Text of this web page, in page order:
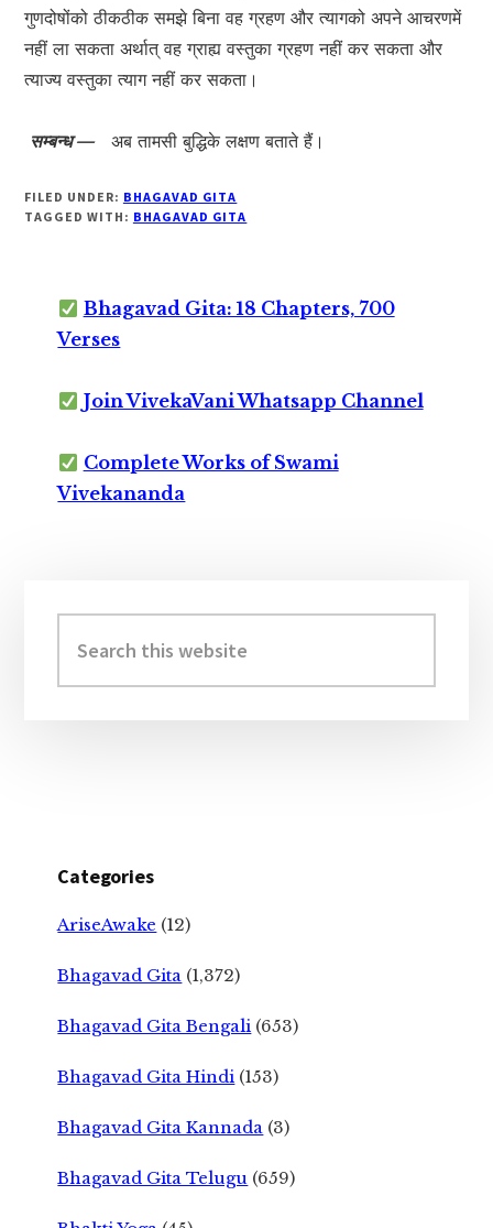
गुणदोषोंको ठीकठीक समझे बिना वह ग्रहण और त्यागको अपने आचरणमें
नहीं ला सकता अर्थात् वह ग्राह्य वस्तुका ग्रहण नहीं कर सकता और
त्याज्य वस्तुका त्याग नहीं कर सकता।
सम्बन्ध — अब तामसी बुद्धिके लक्षण बताते हैं।
FILED UNDER: BHAGAVAD GITA
TAGGED WITH: BHAGAVAD GITA
Bhagavad Gita: 18 Chapters, 700
Verses
Join VivekaVani Whatsapp Channel
Complete Works of Swami
Vivekananda
Sidebar
this
website
Categories
AriseAwake (12)
Bhagavad Gita (1,372)
Bhagavad Gita Bengali (653)
Bhagavad Gita Hindi (153)
Bhagavad Gita Kannada (3)
Bhagavad Gita Telugu (659)